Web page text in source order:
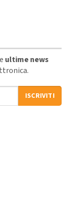
ultime news
ISCRIVITI